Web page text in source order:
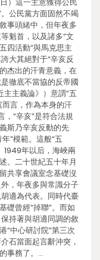
公民黨方面固然不竭
事頭緒中，但年夜多
魁首，以及諸多“文
四活動”與馬克思主
大其絕對于“辛亥反
杰出的汗青意義，在
徹底不當協的反帝國
主主義論》）意謂“五
而言，作為本身的汗
，“辛亥”是符合法規
斯乃辛亥反動的先
”模範。這般“五
1949年以后，海峽兩
。二十世紀五十年月
共享會議室念基礎沒
，年夜多與常識分子
適為代表。同時代臺
礎曾經“掉聯”。而如
持著與胡適同調的敘
“中心研討院”第三次
石當面起言辭沖突，
事務了。…